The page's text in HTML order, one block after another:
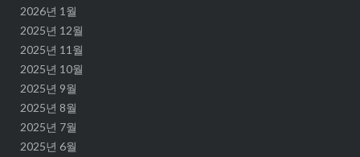
2026년 1월
2025년 12월
2025년 11월
2025년 10월
2025년 9월
2025년 8월
2025년 7월
2025년 6월